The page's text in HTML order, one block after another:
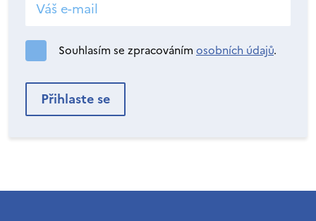
Souhlasím se zpracováním osobních údajů.